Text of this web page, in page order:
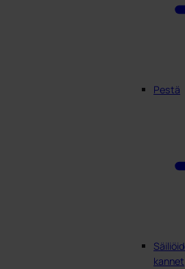
Pestä
kannet